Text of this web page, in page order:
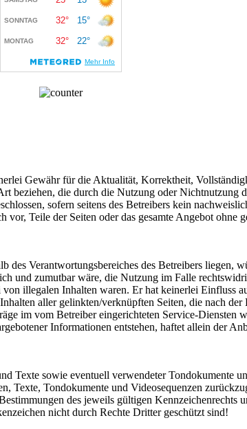
Gewähr für die Aktualität, Korrektheit,
beziehen, die durch die Nutzung oder
sofern seitens des Betreibers kein
Teile der Seiten oder das gesamte Angebot ohne
Verantwortungsbereiches des Betreibers liegen,
und zumutbar wäre, die Nutzung im Falle
illegalen Inhalten waren. Er hat keinerlei Einfluss
aller gelinkten/verknüpften Seiten, die nach
im vom Betreiber eingerichteten Service-Diensten
Informationen entstehen, haftet allein der
sowie eventuell verwendeter Tondokumente
Tondokumente und Videosequenzen
des jeweils gültigen Kennzeichenrechts
nicht durch Rechte Dritter geschützt sind!